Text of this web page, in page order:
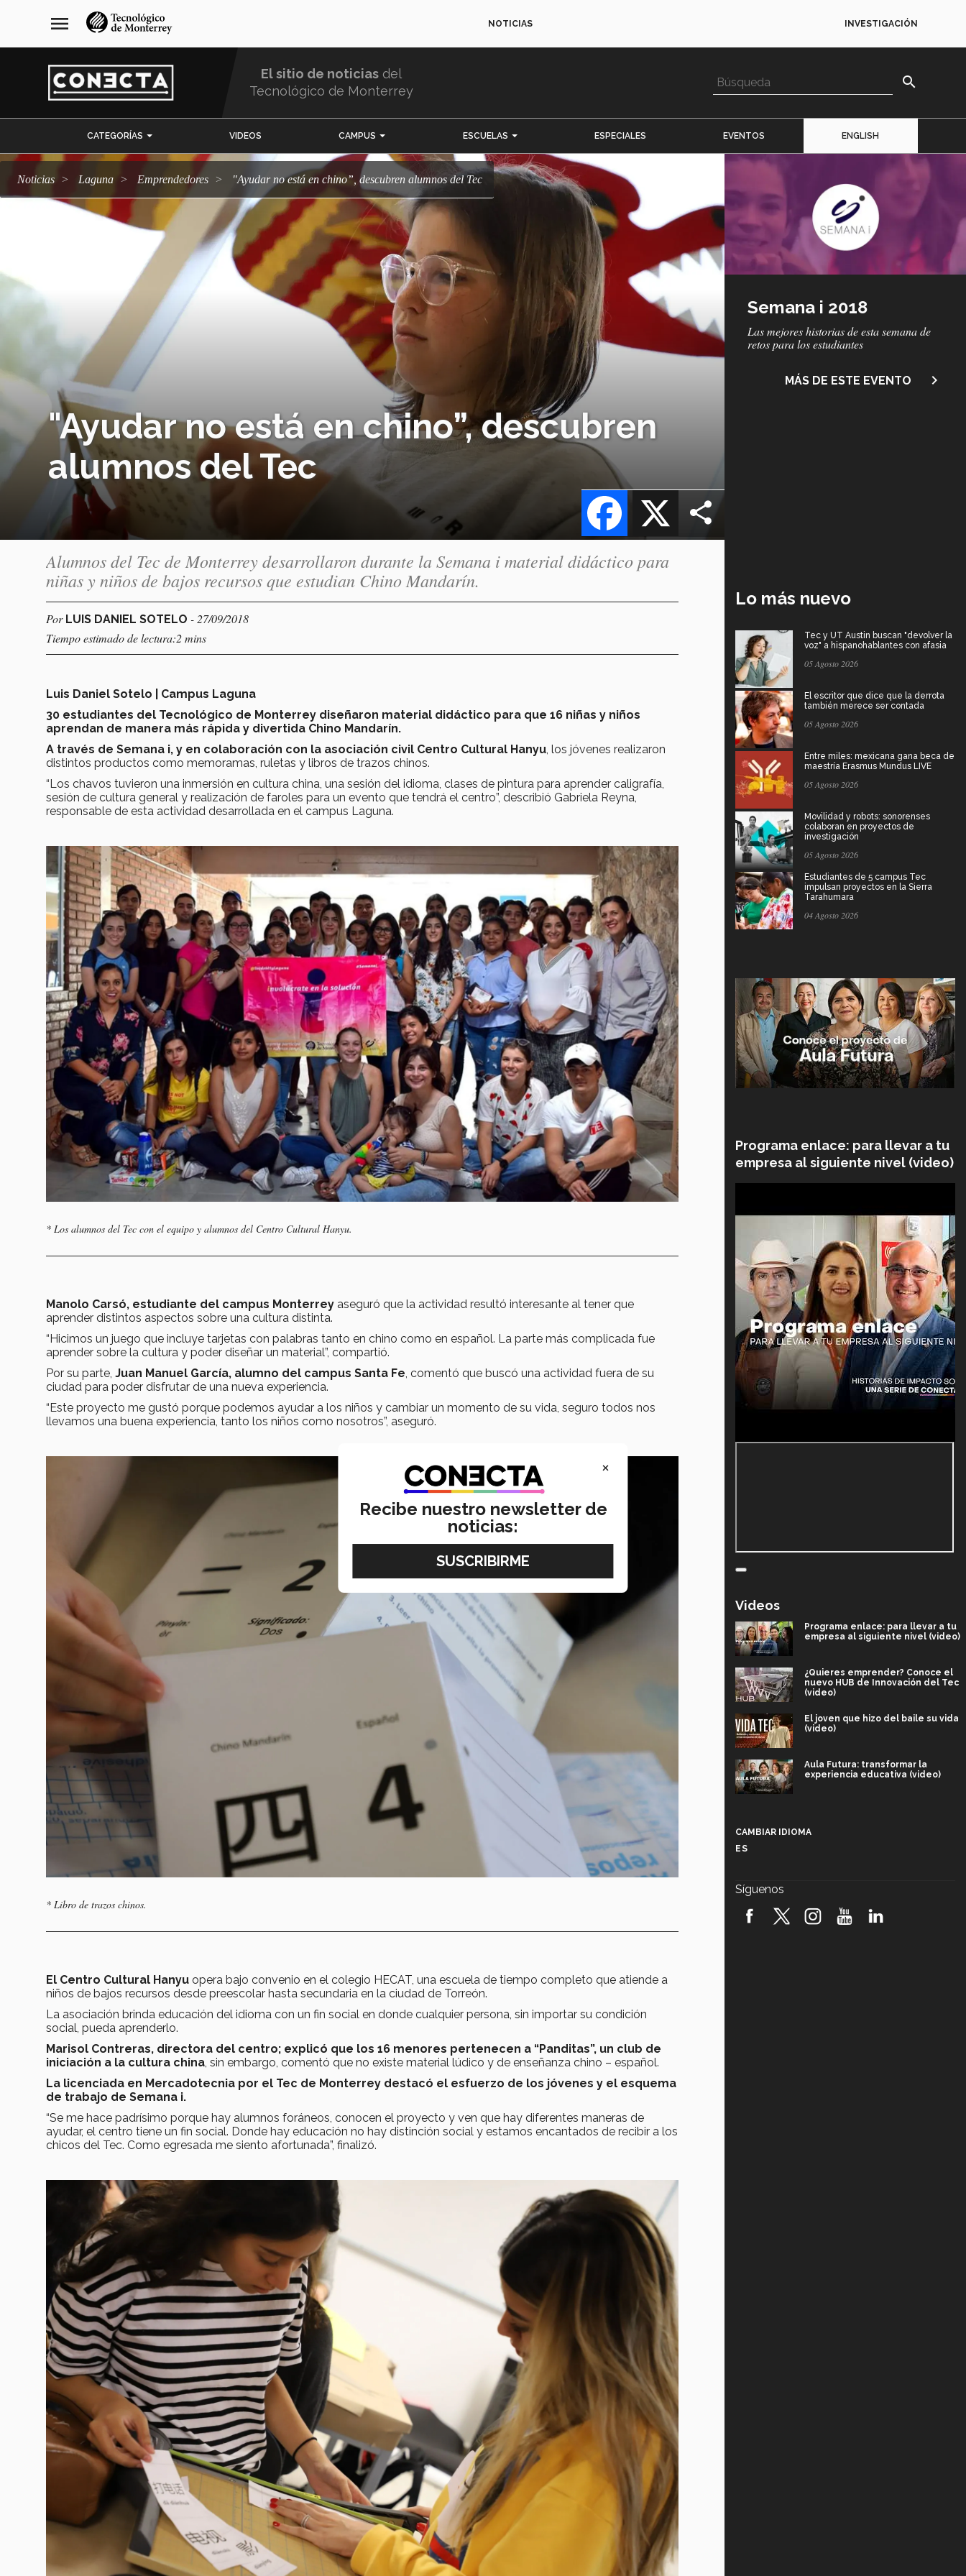
navegación
principal
menu NOTICIAS INVESTIGACIÓN
El sitio de noticias del
Tecnológico de Monterrey
search
CATEGORÍAS VIDEOS CAMPUS ESCUELAS ESPECIALES EVENTOS ENGLISH
Noticias Laguna emprendedores "Ayudar no está en chino”, descubren alumnos del Tec
"Ayudar no está en chino”, descubren
alumnos del Tec
X
Facebook
Imagen
logo
Semana i 2018
Subtítulo
Las mejores historias de esta semana de
retos para los estudiantes
MÁS DE ESTE EVENTO navigate_next
Alumnos del Tec de Monterrey desarrollaron durante la Semana i material didáctico para
niñas y niños de bajos recursos que estudian Chino Mandarín.
Por LUIS DANIEL SOTELO - 27/09/2018
Tiempo estimado de lectura:2 mins
Luis Daniel Sotelo | Campus Laguna
30 estudiantes del Tecnológico de Monterrey diseñaron material didáctico para que 16 niñas y niños
aprendan de manera más rápida y divertida Chino Mandarín.
A través de Semana i, y en colaboración con la asociación civil Centro Cultural Hanyu, los jóvenes realizaron
distintos productos como memoramas, ruletas y libros de trazos chinos.
“Los chavos tuvieron una inmersión en cultura china, una sesión del idioma, clases de pintura para aprender caligrafía,
sesión de cultura general y realización de faroles para un evento que tendrá el centro”, describió Gabriela Reyna,
responsable de esta actividad desarrollada en el campus Laguna.
* Los alumnos del Tec con el equipo y alumnos del Centro Cultural Hanyu.
Manolo Carsó, estudiante del campus Monterrey aseguró que la actividad resultó interesante al tener que
aprender distintos aspectos sobre una cultura distinta.
“Hicimos un juego que incluye tarjetas con palabras tanto en chino como en español. La parte más complicada fue
aprender sobre la cultura y poder diseñar un material”, compartió.
Por su parte, Juan Manuel García, alumno del campus Santa Fe , comentó que buscó una actividad fuera de su
ciudad para poder disfrutar de una nueva experiencia.
“Este proyecto me gustó porque podemos ayudar a los niños y cambiar un momento de su vida, seguro todos nos
llevamos una buena experiencia, tanto los niños como nosotros”, aseguró.
* Libro de trazos chinos.
El Centro Cultural Hanyu opera bajo convenio en el colegio HECAT, una escuela de tiempo completo que atiende a
niños de bajos recursos desde preescolar hasta secundaria en la ciudad de Torreón.
La asociación brinda educación del idioma con un fin social en donde cualquier persona, sin importar su condición
social, pueda aprenderlo.
Marisol Contreras, directora del centro; explicó que los 16 menores pertenecen a “Panditas”, un club de
iniciación a la cultura china, sin embargo, comentó que no existe material lúdico y de enseñanza chino – español.
La licenciada en Mercadotecnia por el Tec de Monterrey destacó el esfuerzo de los jóvenes y el esquema
de trabajo de Semana i.
“Se me hace padrísimo porque hay alumnos foráneos, conocen el proyecto y ven que hay diferentes maneras de
ayudar, el centro tiene un fin social. Donde hay educación no hay distinción social y estamos encantados de recibir a los
chicos del Tec. Como egresada me siento afortunada”, finalizó.
Lo más nuevo
Tec y UT Austin buscan "devolver la
voz" a hispanohablantes con afasia
05 Agosto 2026
El escritor que dice que la derrota
también merece ser contada
05 Agosto 2026
Entre miles: mexicana gana beca de
maestría Erasmus Mundus LIVE
05 Agosto 2026
Movilidad y robots: sonorenses
colaboran en proyectos de
investigación
05 Agosto 2026
Estudiantes de 5 campus Tec
impulsan proyectos en la Sierra
Tarahumara
04 Agosto 2026
Programa enlace: para llevar a tu
empresa al siguiente nivel (video)
Videos
Programa enlace: para llevar a tu
empresa al siguiente nivel (video)
¿Quieres emprender? Conoce el
nuevo HUB de Innovación del Tec
(video)
El joven que hizo del baile su vida
(video)
Aula Futura: transformar la
experiencia educativa (video)
robótica FIRST 2026! (video)
CAMBIAR IDIOMA
ES
Síguenos
×
Recibe nuestro newsletter de
noticias: